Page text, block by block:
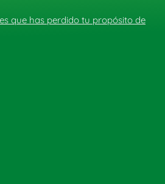
que has perdido tu propósito de